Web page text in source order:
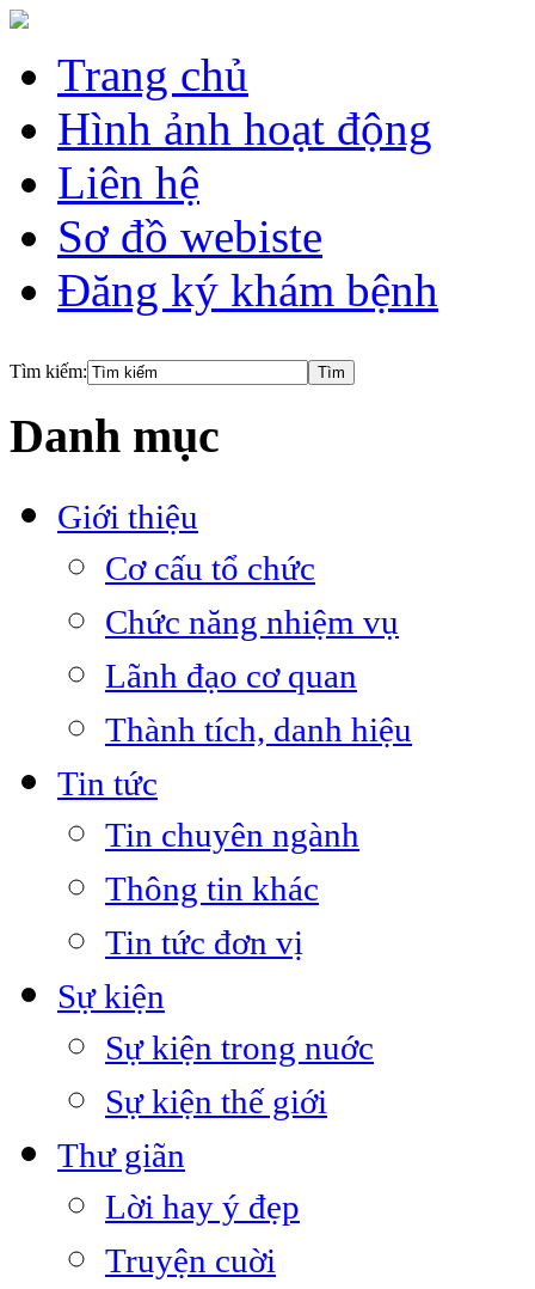
Trang chủ
Hình ảnh hoạt động
Liên hệ
Sơ đồ webiste
Đăng ký khám bệnh
Tìm kiếm:
Danh mục
Giới thiệu
Cơ cấu tổ chức
Chức năng nhiệm vụ
Lãnh đạo cơ quan
Thành tích, danh hiệu
Tin tức
Tin chuyên ngành
Thông tin khác
Tin tức đơn vị
Sự kiện
Sự kiện trong nuớc
Sự kiện thế giới
Thư giãn
Lời hay ý đẹp
Truyện cuời